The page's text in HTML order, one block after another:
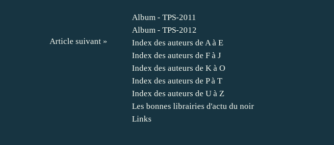
Article suivant »
Album - TPS-2011
Album - TPS-2012
Index des auteurs de A à E
Index des auteurs de F à J
Index des auteurs de K à O
Index des auteurs de P à T
Index des auteurs de U à Z
Les bonnes librairies d'actu du noir
Links